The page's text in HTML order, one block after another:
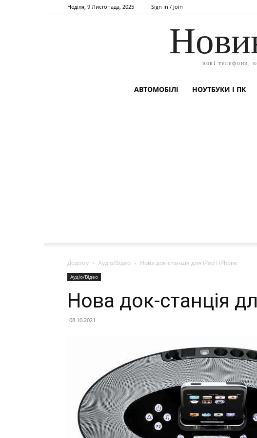
Неділя, 9 Листопада, 2025 Sign in / Join
нові телефони,
АВТОМОБІЛІ НОУТБУКИ І ПК
Додому Аудіо/Відео Нова док-станція для iPod і iPhone
Аудіо/Відео
Нова док-станція
08.10.2021